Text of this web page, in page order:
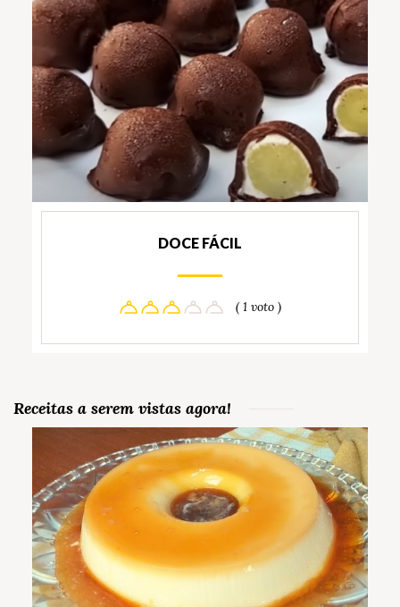
DOCE FÁCIL
( 1 voto )
Receitas a serem vistas agora!